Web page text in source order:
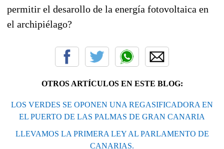
permitir el desarollo de la energía fotovoltaica en
el archipiélago?
OTROS ARTÍCULOS EN ESTE BLOG:
LOS VERDES SE OPONEN UNA REGASIFICADORA EN
EL PUERTO DE LAS PALMAS DE GRAN CANARIA
LLEVAMOS LA PRIMERA LEY AL PARLAMENTO DE
CANARIAS.